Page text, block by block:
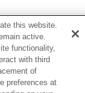
para o
this website.
active.
functionality,
with third
of
preferences at